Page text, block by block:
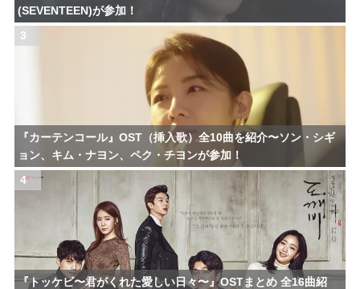
(SEVENTEEN)が参加！
3
『カーテンコール』OST（挿入歌）全10曲を紹介〜ソン・シギ
ョン、キム・ナヨン、ペク・チヨンが参加！
4
『トッケビ〜君がくれた愛しい日々〜』OSTまとめ 全16曲紹